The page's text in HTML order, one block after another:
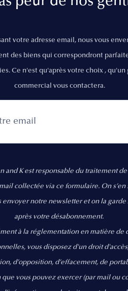
votre adresse email, nous vous
des biens qui correspondront
Ce n'est qu'après votre choix , qu'un
commercial vous contactera.
and K est responsable du traitement
collectée via ce formulaire. On s’en
envoyer notre newsletter et on la garde
après votre désabonnement.
à la réglementation en matière de
vous disposez d'un droit
d’opposition, d’effacement, de
vous pouvez exercer(par mail ou